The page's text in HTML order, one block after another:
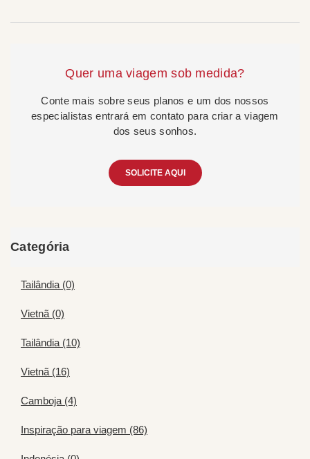
Quer uma viagem sob medida?
Conte mais sobre seus planos e um dos nossos
especialistas entrará em contato para criar a viagem
dos seus sonhos.
SOLICITE AQUI
Categória
Tailândia (0)
Vietnã (0)
Tailândia (10)
Vietnã (16)
Camboja (4)
Inspiração para viagem (86)